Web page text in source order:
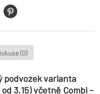
(0)
podvozek varianta
3.15) včetně Combi -